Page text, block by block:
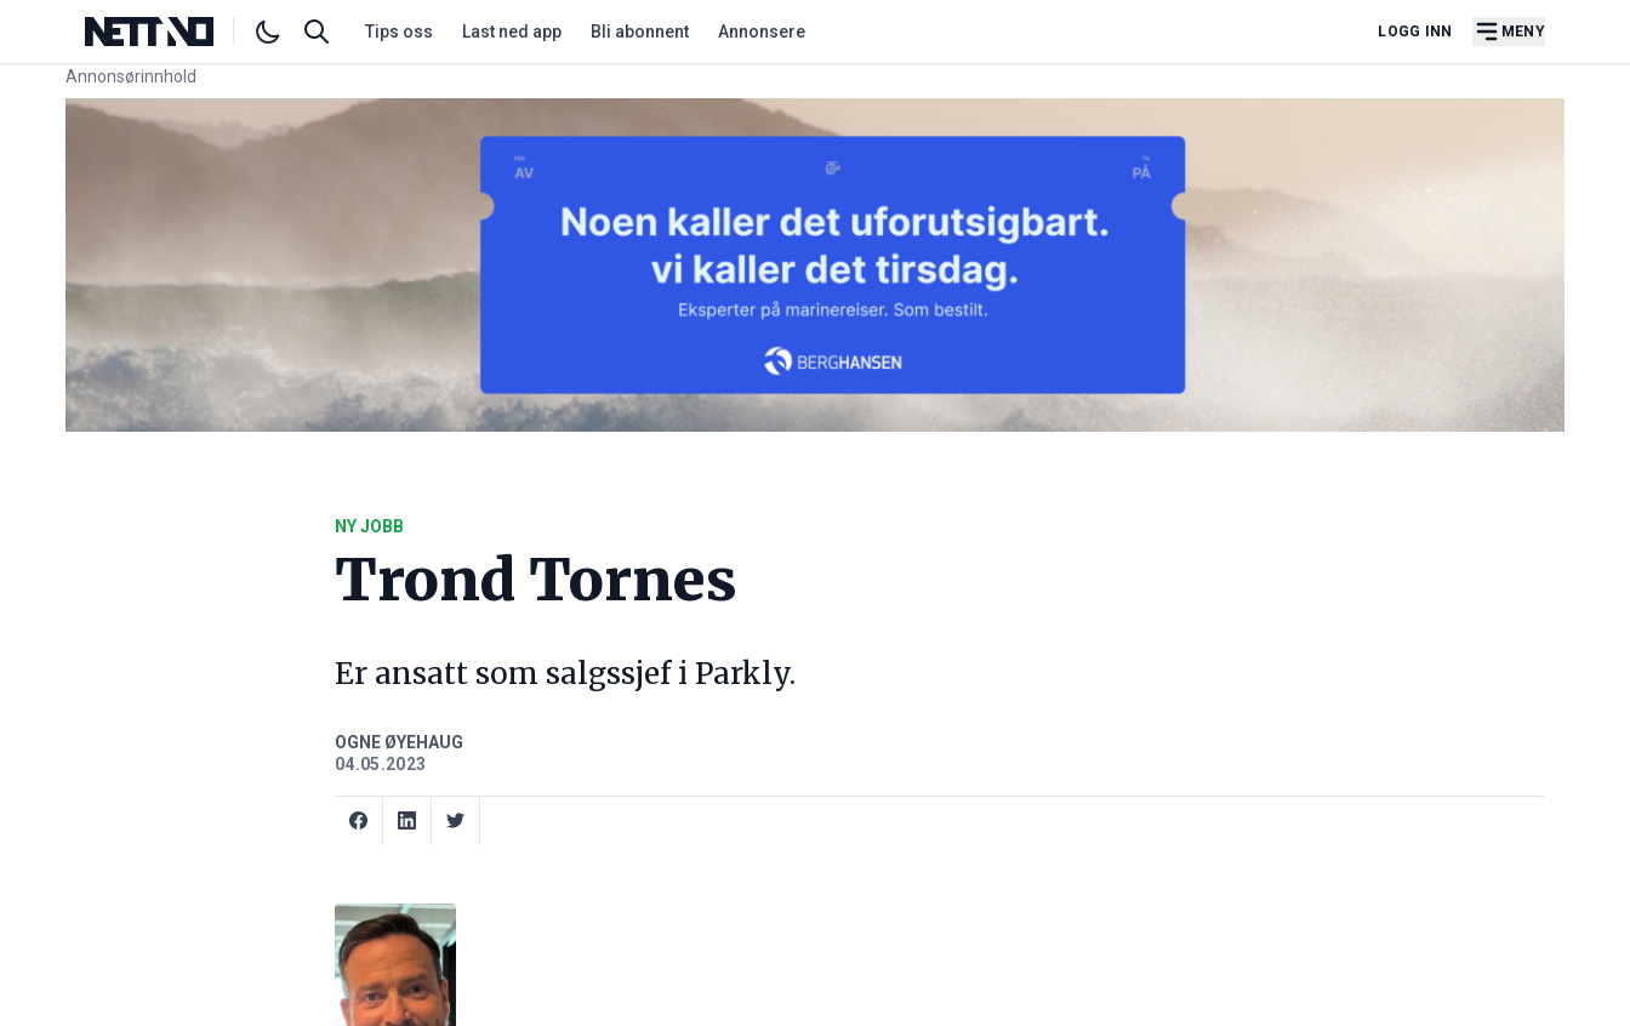
Tips oss Last ned app Bli abonnent Annonsere LOGG INN MENY
Annonsørinnhold
Link for annonse
NY JOBB
Trond Tornes
Er ansatt som salgssjef i Parkly.
OGNE ØYEHAUG
04.05.2023